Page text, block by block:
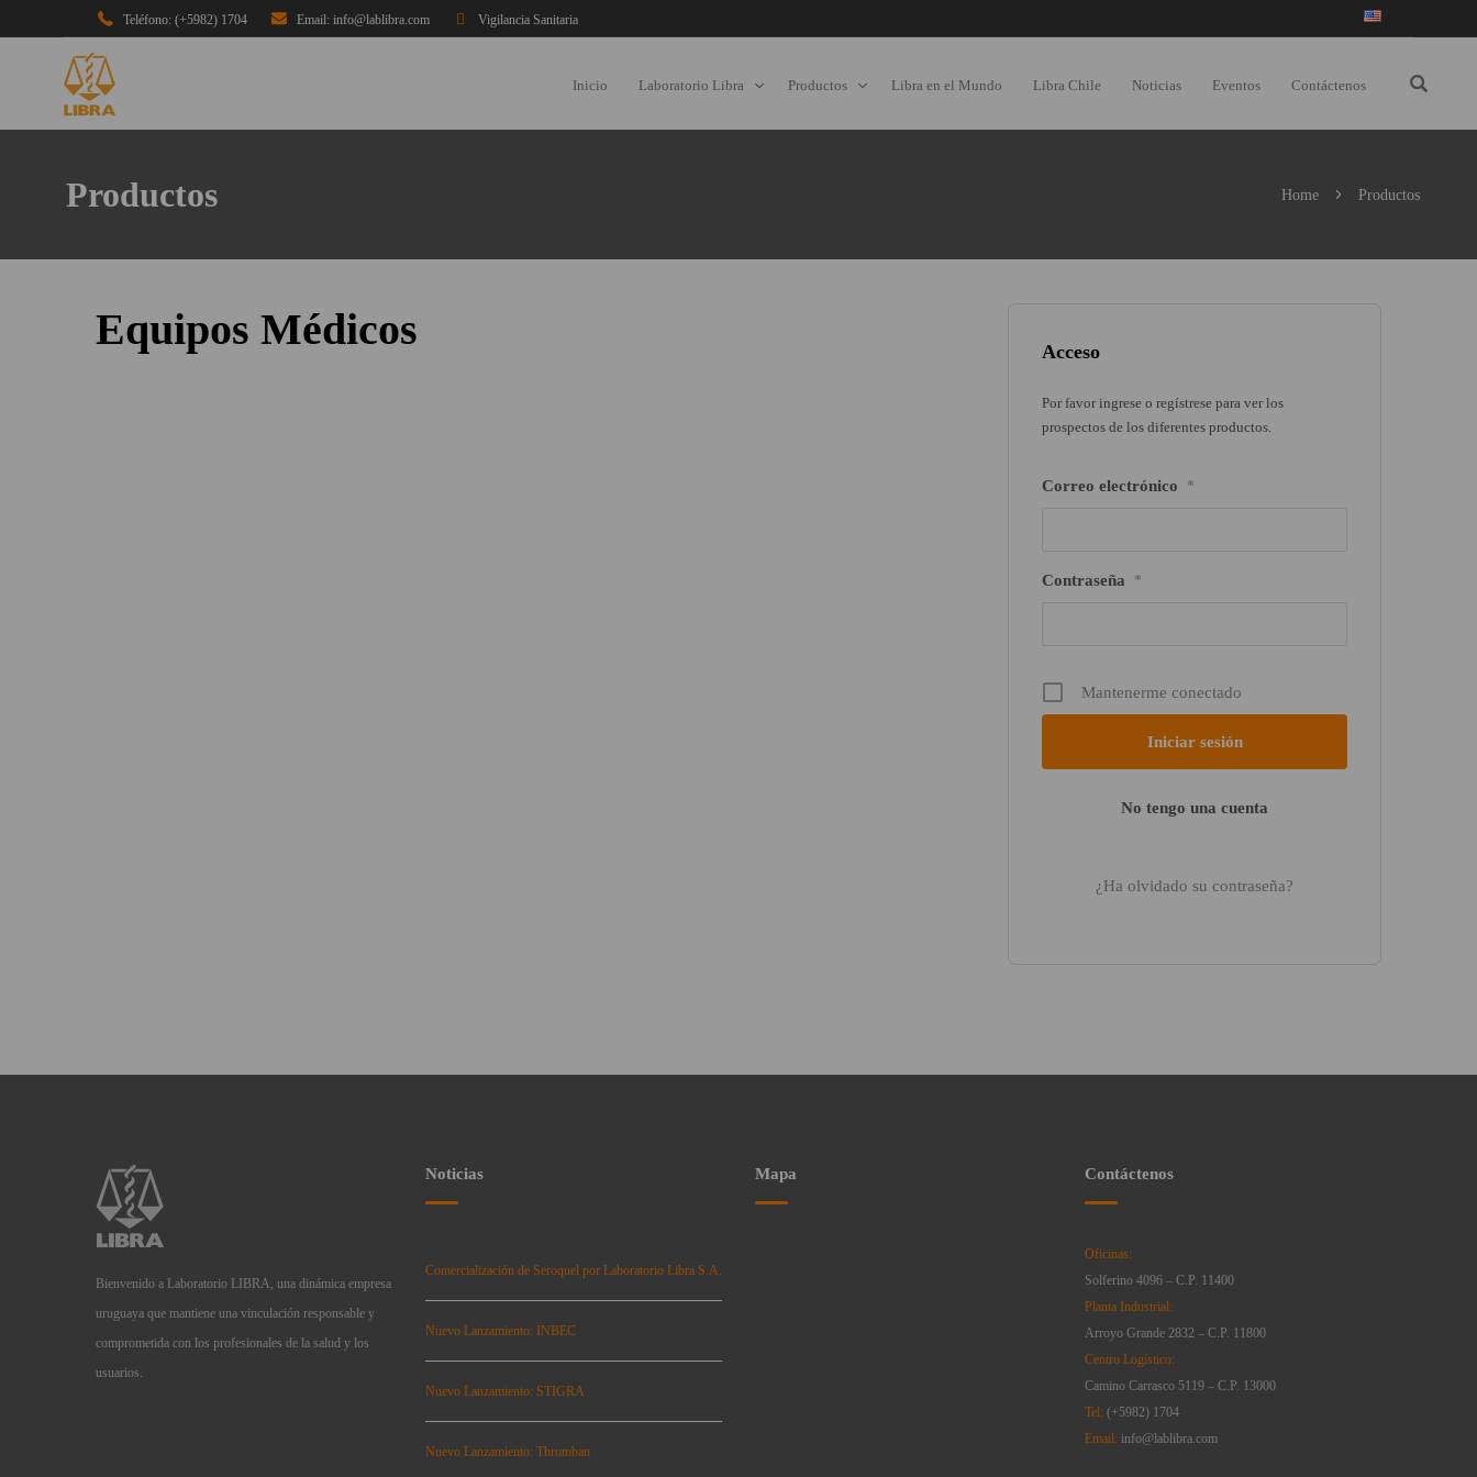
Teléfono: (+5982) 1704 Email: info@lablibra.com Vigilancia Sanitaria
Inicio Laboratorio Libra Productos Libra en el Mundo Libra Chile Noticias Eventos Contáctenos
Productos Home Productos
Acceso
Por favor ingrese o regístrese para ver los
prospectos de los diferentes productos.
Correo electrónico *
Contraseña *
Mantenerme conectado
No tengo una cuenta
¿Ha olvidado su contraseña?
Equipos Médicos
Bienvenido a Laboratorio LIBRA, una dinámica empresa
uruguaya que mantiene una vinculación responsable y
comprometida con los profesionales de la salud y los
usuarios.
Noticias
Comercialización de Seroquel por Laboratorio Libra S.A.
Nuevo Lanzamiento: INBEC
Nuevo Lanzamiento: STIGRA
Nuevo Lanzamiento: Thromban
Mapa Contáctenos
Oficinas:
Solferino 4096 – C.P. 11400
Planta Industrial:
Arroyo Grande 2832 – C.P. 11800
Centro Logístico:
Camino Carrasco 5119 – C.P. 13000
Tel: (+5982) 1704
Email: info@lablibra.com